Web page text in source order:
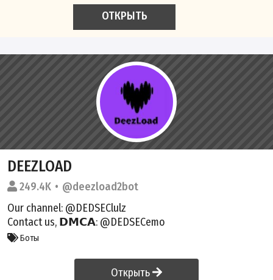
ОТКРЫТЬ
DEEZLOADᅠ
249.4K
@deezload2bot
Our channel: @DEDSEClulz
Contact us, 𝗗𝗠𝗖𝗔: @DEDSECemo
Боты
Открыть